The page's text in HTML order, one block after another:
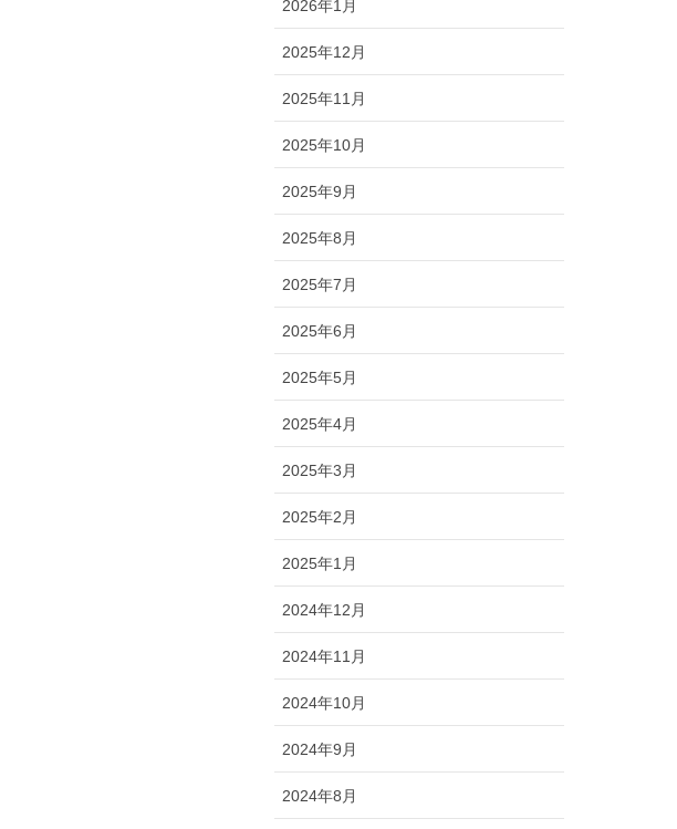
2026年1月
2025年12月
2025年11月
2025年10月
2025年9月
2025年8月
2025年7月
2025年6月
2025年5月
2025年4月
2025年3月
2025年2月
2025年1月
2024年12月
2024年11月
2024年10月
2024年9月
2024年8月